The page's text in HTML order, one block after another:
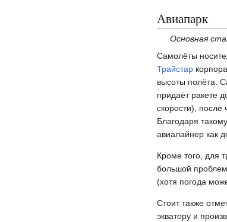
Авиапарк
Основная
Самолёты
Трайстар
высоты полёта.
придаёт ракете
скорости), после
Благодаря
авиалайнер как
Кроме того, для
большой
(хотя погода
Стоит также
экватору и